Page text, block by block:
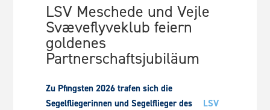
LSV Meschede und Vejle
Svæveflyveklub feiern
goldenes
Partnerschaftsjubiläum
Zu Pfingsten 2026 trafen sich die
Segelfliegerinnen und Segelflieger des
LSV